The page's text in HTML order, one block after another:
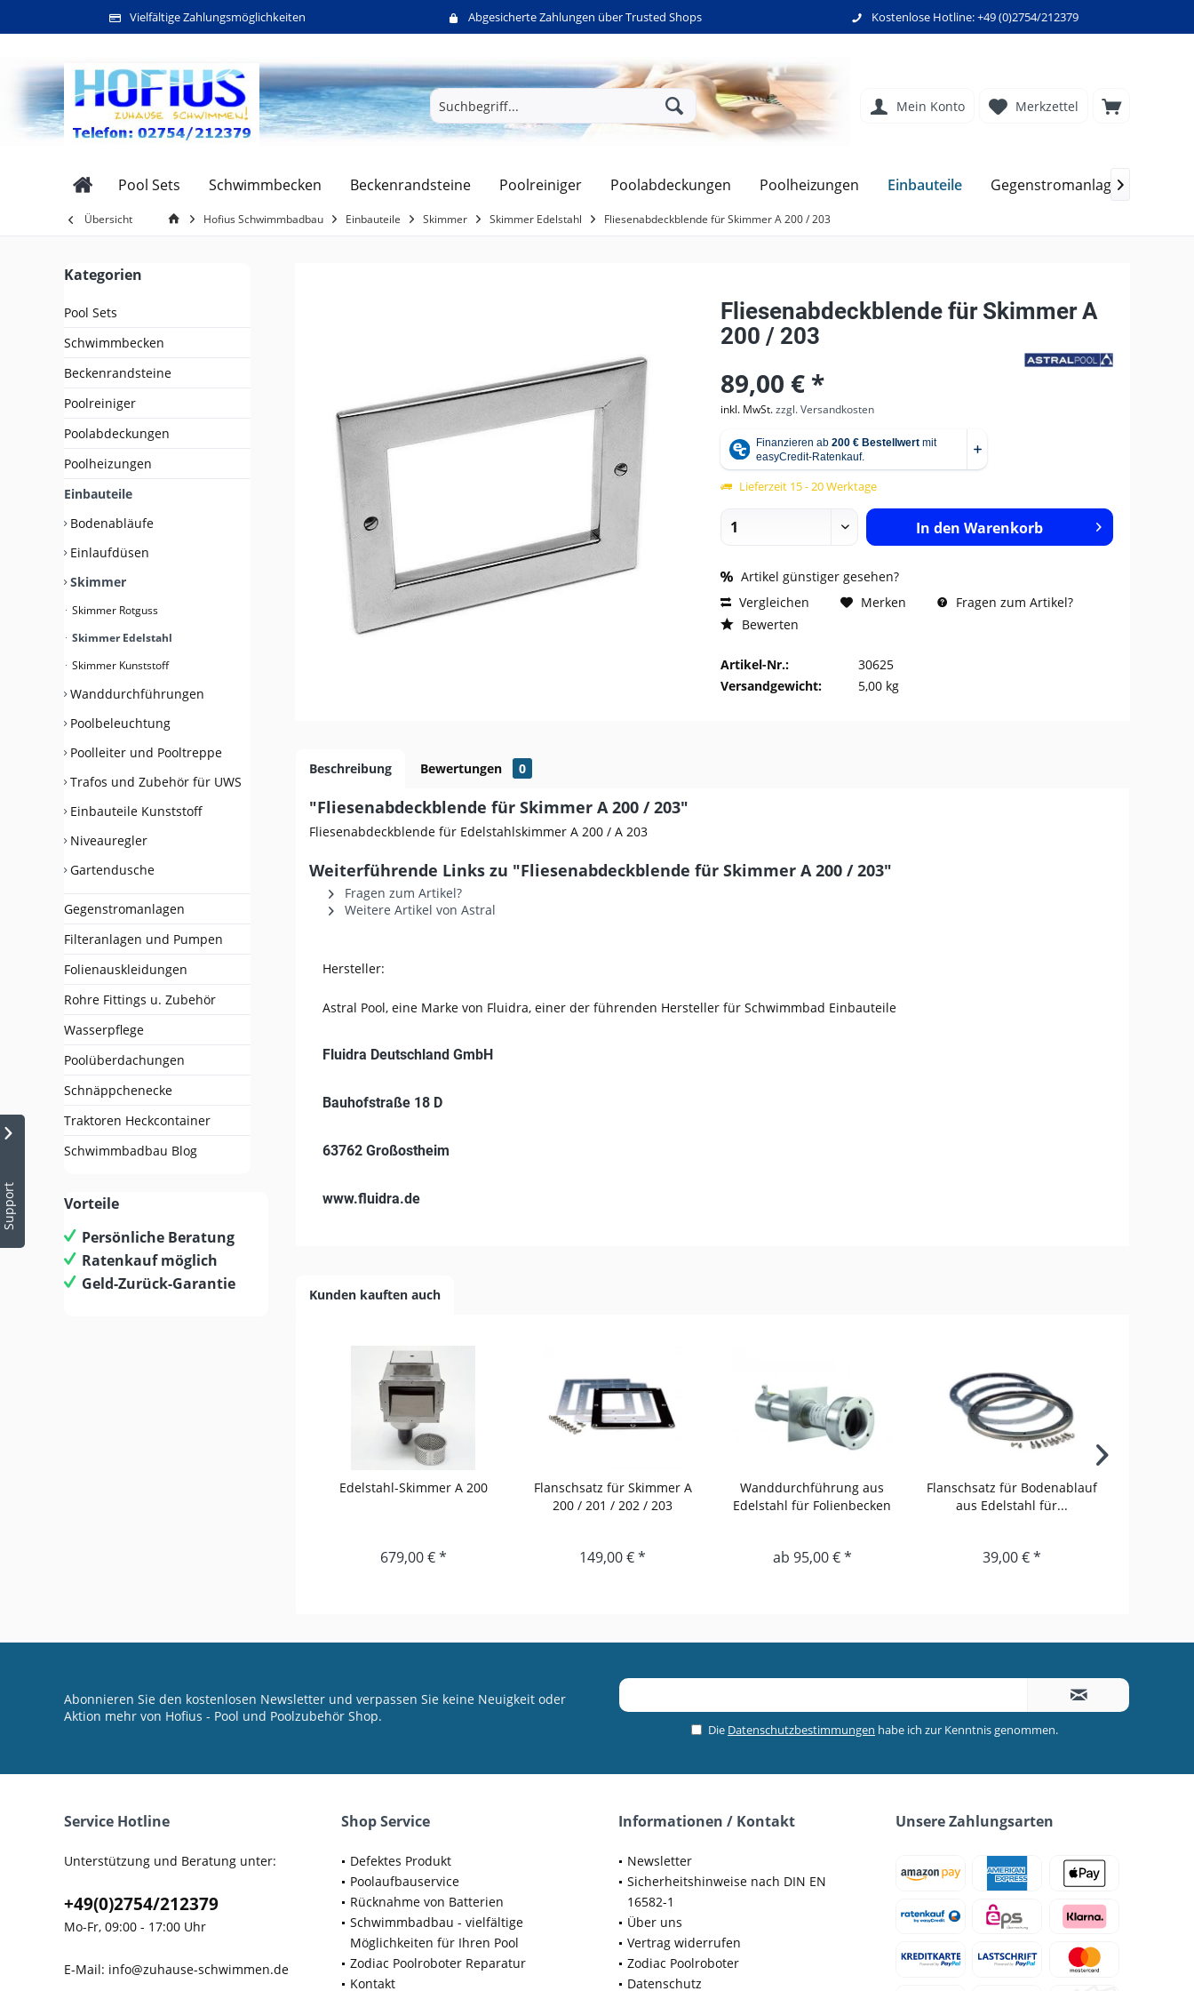
Support
Vielfältige Zahlungsmöglichkeiten Abgesicherte Zahlungen über Trusted Shops Kostenlose Hotline: +49 (0)2754/212379
Merkzettel
Mein Konto
Pool Sets Schwimmbecken Beckenrandsteine Poolreiniger Poolabdeckungen Poolheizungen Einbauteile Gegenstromanlagen

Übersicht Hofius Schwimmbadbau Einbauteile Skimmer Skimmer Edelstahl Fliesenabdeckblende für Skimmer A 200 / 203
Kategorien
Pool Sets
Schwimmbecken
Beckenrandsteine
Poolreiniger
Poolabdeckungen
Poolheizungen
Einbauteile
Bodenabläufe
Einlaufdüsen
Skimmer
Skimmer Rotguss
Skimmer Edelstahl
Skimmer Kunststoff
Wanddurchführungen
Poolbeleuchtung
Poolleiter und Pooltreppe
Trafos und Zubehör für UWS
Einbauteile Kunststoff
Niveauregler
Gartendusche
Gegenstromanlagen
Filteranlagen und Pumpen
Folienauskleidungen
Rohre Fittings u. Zubehör
Wasserpflege
Poolüberdachungen
Schnäppchenecke
Traktoren Heckcontainer
Schwimmbadbau Blog
Vorteile
Persönliche Beratung
Ratenkauf möglich
Geld-Zurück-Garantie
Fliesenabdeckblende für Skimmer A
200 / 203
89,00 € *
inkl. MwSt.zzgl. Versandkosten
Lieferzeit 15 - 20 Werktage
In den Warenkorb
Artikel günstiger gesehen?
Vergleichen
Merken
Fragen zum Artikel?
Bewerten
Artikel-Nr.:
30625
Versandgewicht:
5,00 kg
Beschreibung Bewertungen 0
"Fliesenabdeckblende für Skimmer A 200 / 203"
Fliesenabdeckblende für Edelstahlskimmer A 200 / A 203
Weiterführende Links zu "Fliesenabdeckblende für Skimmer A 200 / 203"
Fragen zum Artikel?
Weitere Artikel von Astral
Hersteller:
Astral Pool, eine Marke von Fluidra, einer der führenden Hersteller für Schwimmbad Einbauteile
Fluidra Deutschland GmbH
Bauhofstraße 18 D
63762 Großostheim
www.fluidra.de
Kunden kauften auch
Edelstahl-Skimmer A 200
679,00 € *
Flanschsatz für Skimmer A
200 / 201 / 202 / 203
149,00 € *
Wanddurchführung aus
Edelstahl für Folienbecken
ab 95,00 € *
Flanschsatz für Bodenablauf
aus Edelstahl für...
39,00 € *
Abonnieren Sie den kostenlosen Newsletter und verpassen Sie keine Neuigkeit oder
Aktion mehr von Hofius - Pool und Poolzubehör Shop.
Die Datenschutzbestimmungen habe ich zur Kenntnis genommen.
Service Hotline
Unterstützung und Beratung unter:
+49(0)2754/212379
Mo-Fr, 09:00 - 17:00 Uhr
E-Mail: info@zuhause-schwimmen.de
Shop Service
Defektes Produkt
Poolaufbauservice
Rücknahme von Batterien
Schwimmbadbau - vielfältige
Möglichkeiten für Ihren Pool
Zodiac Poolroboter Reparatur
Kontakt
Informationen / Kontakt
Newsletter
Sicherheitshinweise nach DIN EN
16582-1
Über uns
Vertrag widerrufen
Zodiac Poolroboter
Datenschutz
Unsere Zahlungsarten